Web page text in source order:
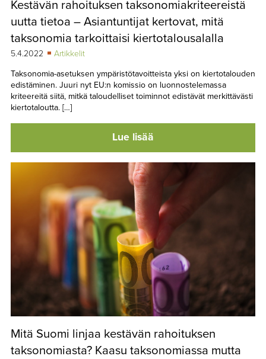
TAPAHTUMAT
YHTEYSTIEDOT
Kestävän rahoituksen taksonomiakriteereistä
uutta tietoa – Asiantuntijat kertovat, mitä
taksonomia tarkoittaisi kiertotalousalalla
5.4.2022
Artikkelit
Taksonomia-asetuksen ympäristötavoitteista yksi on kiertotalouden
edistäminen. Juuri nyt EU:n komissio on luonnostelemassa
kriteereitä siitä, mitkä taloudelliset toiminnot edistävät merkittävästi
kiertotaloutta. […]
Lue lisää
Mitä Suomi linjaa kestävän rahoituksen
taksonomiasta? Kaasu taksonomiassa mutta